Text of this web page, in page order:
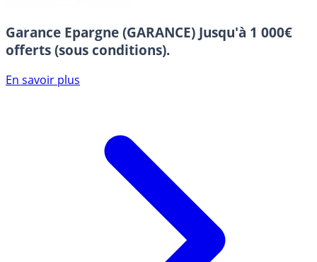
Garance Epargne (GARANCE) Jusqu'à 1 000€
offerts (sous conditions).
En savoir plus